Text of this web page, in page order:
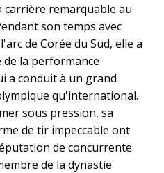
carrière remarquable au
son temps avec
de Corée du Sud, elle a
la performance
a conduit à un grand
qu'international.
sous pression, sa
de tir impeccable ont
de concurrente
de la dynastie